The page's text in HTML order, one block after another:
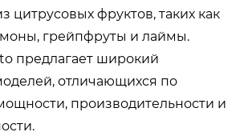
цитрусовых фруктов, таких как
грейпфруты и лаймы.
предлагает широкий
отличающихся по
производительности и